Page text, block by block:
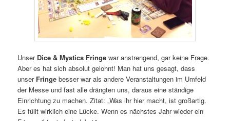
Unser Dice & Mystics Fringe war anstrengend, gar keine Frage.
Aber es hat sich absolut gelohnt! Man hat uns gesagt, dass
unser Fringe besser war als andere Veranstaltungen im Umfeld
der Messe und fast alle drängten uns, daraus eine ständige
Einrichtung zu machen. Zitat: „Was ihr hier macht, ist großartig.
Es füllt wirklich eine Lücke. Wenn es nächstes Jahr wieder ein